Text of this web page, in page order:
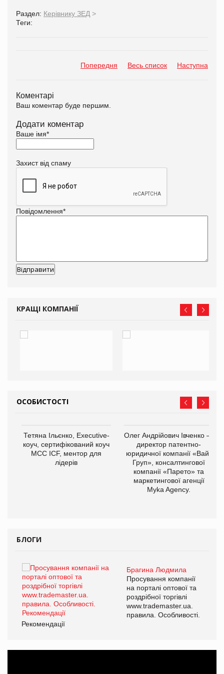
Раздел: Керівнику ЗЕД >
Теги:
Попередня Весь список Наступна
Коментарі
Ваш коментар буде першим.
Додати коментар
Ваше імя*
Захист від спаму
Повідомлення*
КРАЩІ КОМПАНІЇ
ОСОБИСТОСТІ
Тетяна Ільєнко, Executive-
коуч, сертифікований коуч
МСС ICF, ментор для
лідерів
Олег Андрійович Івченко —
директор патентно-
юридичної компанії «Вайз
Груп», консалтингової
компанії «Парето» та
маркетингової агенції
Myka Agency.
БЛОГИ
Брагина Людмила
Просування компанії
на порталі оптової та
роздрібної торгівлі
www.trademaster.ua.
правила. Особливості.
Рекомендації